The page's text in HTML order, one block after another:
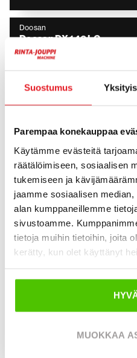
Suostumus
Parempaa konekauppaa
Käytämme evästeitä
räätälöimiseen, sosiaalisen
tukemiseen ja
jaamme sosiaalisen
alan kumppaneillemme
sivustoamme.
tietoja muihin tietoihin, joita
kerätty, kun olet käyttänyt
MUOKKAA
Doosan
Doosan DX 140 LC
Engcon, Rasvari, Kauha, ei
49 900€
Doosan DX 235 LCR
Myyty, Sold
Doosan
Doosan DX 160 LCH
Metsämalli, Rasvari, Uudet
2021
5 079 h
Doosan‑koneet
maanrakennus‑